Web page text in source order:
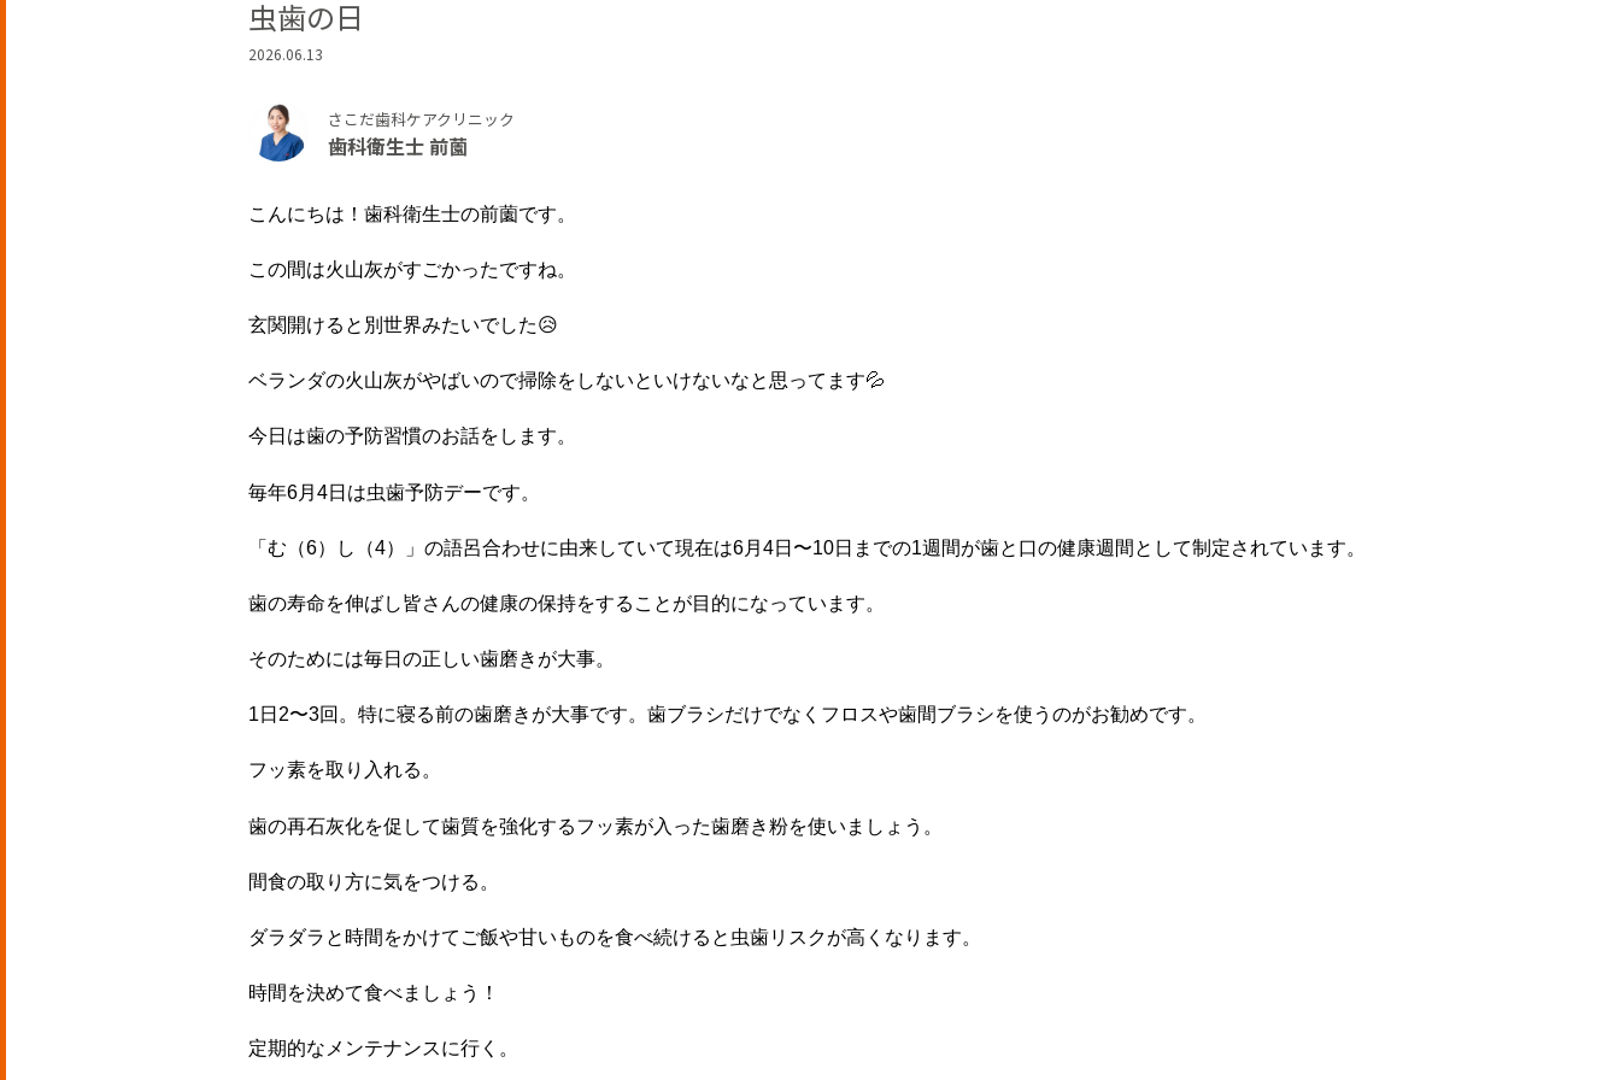
虫歯の日
2026.06.13
さこだ歯科ケアクリニック
歯科衛生士 前薗
こんにちは！歯科衛生士の前薗です。
この間は火山灰がすごかったですね。
玄関開けると別世界みたいでした😥
ベランダの火山灰がやばいので掃除をしないといけないなと思ってます💦
今日は歯の予防習慣のお話をします。
毎年6月4日は虫歯予防デーです。
「む（6）し（4）」の語呂合わせに由来していて現在は6月 4日〜10日までの1週間が歯と口の健康週間として制定されています。
歯の寿命を伸ばし皆さんの健康の保持をすることが目的になっています。
そのためには毎日の正しい歯磨きが大事。
1 日 2〜3回。特に寝る前の歯磨きが大事です。歯ブラシだけでなくフロスや歯間ブラシを使うのがお勧めです。
フッ素を取り入れる。
歯の再石灰化を促して歯質を強化するフッ素が入った歯磨き粉を使いましょう。
間食の取り方に気をつける。
ダラダラと時間をかけてご飯や甘いものを食べ続けると虫歯リスクが高くなります。
時間を決めて食べましょう！
定期的なメンテナンスに行く。